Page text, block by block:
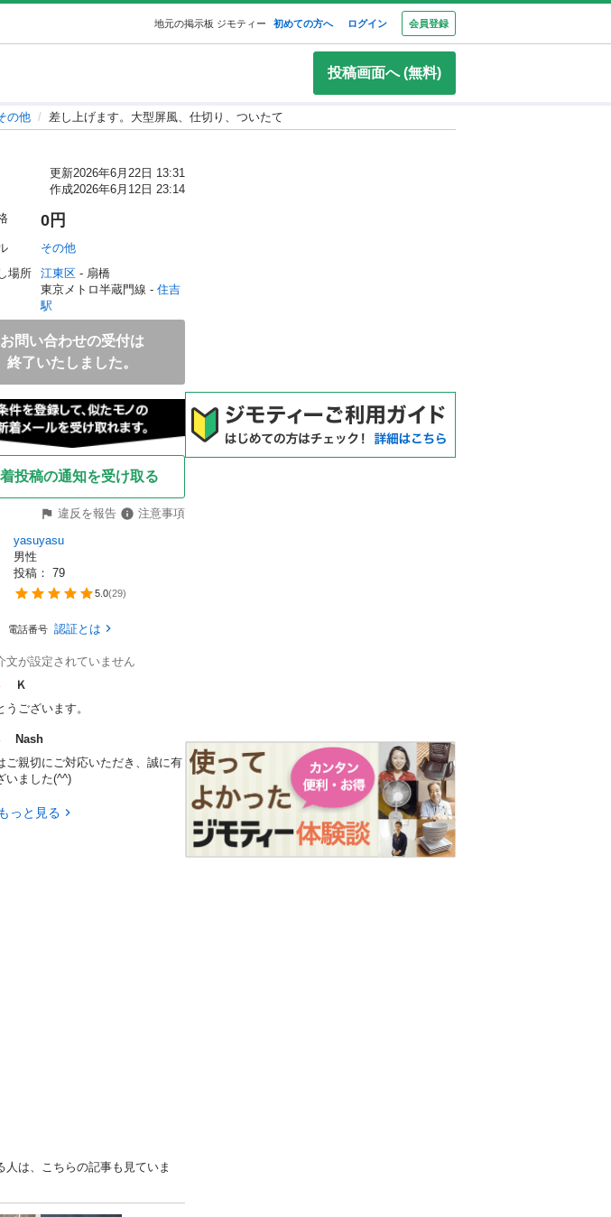
地元の掲示板 ジモティー 初めての方へ ログイン 会員登録
投稿画面へ (無料)
の他 差し上げます。大型屏風、仕切り、ついたて
更新2026年6月22日 13:31
作成2026年6月12日 23:14
0円
その他
場所
江東区 - 扇橋
東京メトロ半蔵門線 - 住吉
駅
お問い合わせの受付は
終了いたしました。
投稿の通知を受け取る
違反を報告
注意事項
yasuyasu
男性
投稿： 79
5.0(29)
電話番号 認証とは
文が設定されていません
Ｋ
うございます。
Nash
ご親切にご対応いただき、誠に有
いました(^^)
っと見る
は、こちらの記事も見ていま